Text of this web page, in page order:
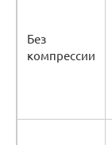
Без
компрессии